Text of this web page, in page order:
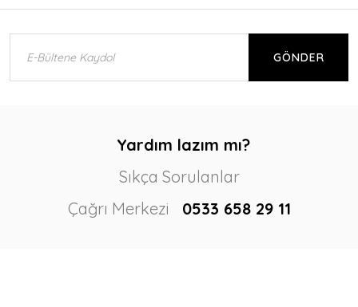
GÖNDER
Yardım lazım mı?
Sıkça Sorulanlar
Çağrı Merkezi
0533 658 29 11